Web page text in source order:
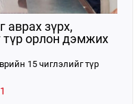
аврах зүрх,
орлон дэмжих
15 чиглэлийг түр